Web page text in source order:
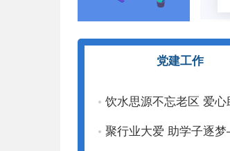
党建工作
饮水思源不忘老区 爱
聚行业大爱 助学子逐